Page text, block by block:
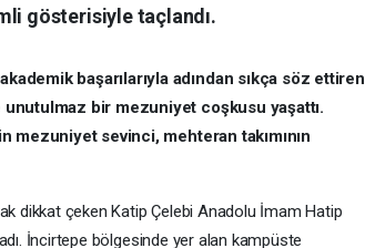
gösterisiyle taçlandı.
başarılarıyla adından sıkça söz ettiren
bir mezuniyet coşkusu yaşattı.
mezuniyet sevinci, mehteran takımının
dikkat çeken Katip Çelebi Anadolu İmam Hatip
İncirtepe bölgesinde yer alan kampüste